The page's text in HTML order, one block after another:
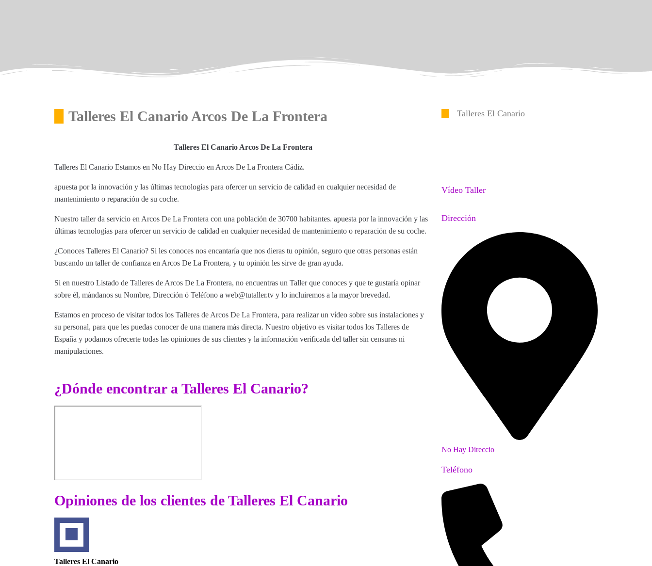
Talleres El Canario Arcos De La Frontera
Talleres El Canario Arcos De La Frontera
Talleres El Canario Estamos en No Hay Direccio en Arcos De La Frontera Cádiz.
apuesta por la innovación y las últimas tecnologías para ofercer un servicio de calidad en cualquier necesidad de
mantenimiento o reparación de su coche.
Nuestro taller da servicio en Arcos De La Frontera con una población de 30700 habitantes. apuesta por la innovación y las
últimas tecnologías para ofercer un servicio de calidad en cualquier necesidad de mantenimiento o reparación de su coche.
¿Conoces Talleres El Canario? Si les conoces nos encantaría que nos dieras tu opinión, seguro que otras personas están
buscando un taller de confianza en Arcos De La Frontera, y tu opinión les sirve de gran ayuda.
Si en nuestro Listado de Talleres de Arcos De La Frontera, no encuentras un Taller que conoces y que te gustaría opinar
sobre él, mándanos su Nombre, Dirección ó Teléfono a web@tutaller.tv y lo incluiremos a la mayor brevedad.
Estamos en proceso de visitar todos los Talleres de Arcos De La Frontera, para realizar un vídeo sobre sus instalaciones y
su personal, para que les puedas conocer de una manera más directa. Nuestro objetivo es visitar todos los Talleres de
España y podamos ofrecerte todas las opiniones de sus clientes y la información verificada del taller sin censuras ni
manipulaciones.
¿Dónde encontrar a Talleres El Canario?
Opiniones de los clientes de Talleres El Canario
Talleres El Canario
Talleres El Canario
Vídeo Taller
Dirección
No Hay Direccio
Teléfono